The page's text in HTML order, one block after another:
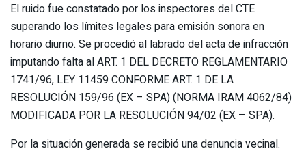
El ruido fue constatado por los inspectores del CTE
superando los límites legales para emisión sonora en
horario diurno. Se procedió al labrado del acta de infracción
imputando falta al ART. 1 DEL DECRETO REGLAMENTARIO
1741/96, LEY 11459 CONFORME ART. 1 DE LA
RESOLUCIÓN 159/96 (EX – SPA) (NORMA IRAM 4062/84)
MODIFICADA POR LA RESOLUCIÓN 94/02 (EX – SPA).
Por la situación generada se recibió una denuncia vecinal.